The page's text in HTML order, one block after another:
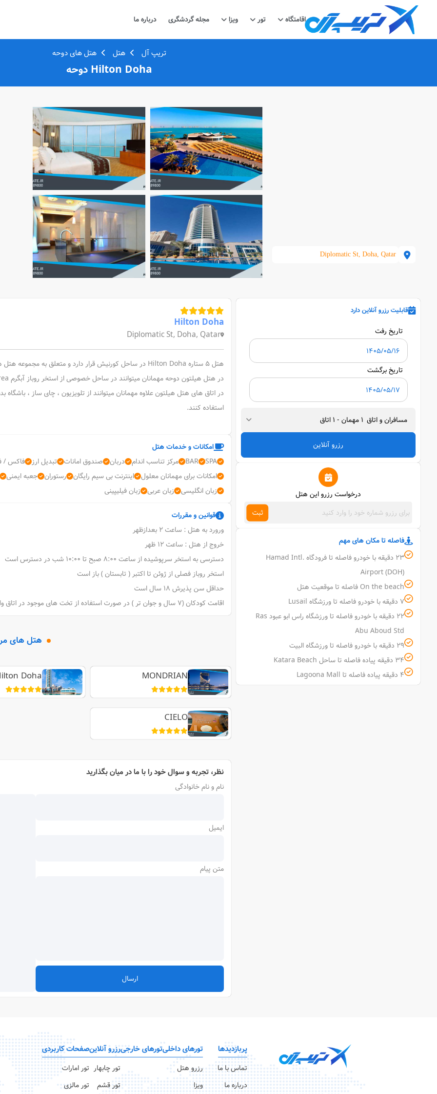
اقامتگاه تور ویزا مجله گردشگری درباره ما
تریپ آل هتل هتل های دوحه
Hilton Doha دوحه
Diplomatic St, Doha, Qatar
قابلیت رزرو آنلاین دارد
تاریخ رفت
تاریخ برگشت
مسافران و اتاق 1 مهمان -
1 اتاق
رزرو آنلاین
درخواست رزرو این هتل
ثبت
فاصله تا مکان های مهم
23 دقیقه با خودرو فاصله تا فرودگاه Hamad Intl.
Airport (DOH)
On the beach فاصله تا موقعیت هتل
7 دقیقه با خودرو فاصله تا ورزشگاه Lusail
22 دقیقه با خودرو فاصله تا ورزشگاه راس ابو عبود Ras
Abu Aboud Std
29 دقیقه با خودرو فاصله تا ورزشگاه البیت
34 دقیقه پیاده فاصله تا ساحل Katara Beach
4 دقیقه پیاده فاصله تا Lagoona Mall
Hilton Doha
Diplomatic St, Doha, Qatar
هتل 5 ستاره Hilton Doha در ساحل کورنیش قرار دارد و متعلق به مجموعه هتل های زنجیره ای Hilton است
در هتل هیلتون دوحه مهمانان میتوانند در ساحل خصوصی از استخر روباز آبگرم eforea استفاده کنند
استفاده کنند.
امکانات و خدمات هتل
SPA
BAR مرکز تناسب اندام دربان صندوق امانات تبدیل ارز فاکس /
امکانات برای مهمانان معلول
اینترنت بی سیم رایگان رستوران جعبه ایمنی
زبان انگلیسی
زبان عربی زبان فیلیپینی
قوانین و مقررات
ورورد به هتل : ساعت 2 بعدازظهر
خروج از هتل : ساعت 12 ظهر
دسترسی به استخر سرپوشیده از ساعت 8:00 صبح تا 10:00 شب در دسترس است
استخر روباز فصلی از ژوئن تا اکتبر ( تابستان ) باز است
حداقل سن پذیرش 18 سال است
اقامت کودکان (7 سال و جوان تر ) در صورت استفاده از تخت های موجود در اتاق والدین یا سرپرست، رایگان است.
هتل های
MONDRIAN
Doha
CIELO
نظر، تجربه و سوال خود را با ما در میان بگذارید
نام و نام خانوادگی
ایمیل
متن پیام
ارسال
پربازدیدها
تماس با ما
درباره ما
تورهای داخلی
رزرو هتل
ویزا
تورهای خارجیرزرو آنلاین
تور چابهار
تور قشم
صفحات کاربردی
تور امارات
تور مالزی